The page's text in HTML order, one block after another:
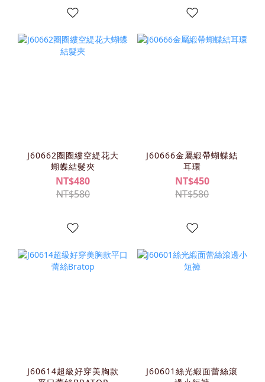
J60662圈圈縷空緹花大
蝴蝶結髮夾
NT$480
NT$580
J60666金屬緞帶蝴蝶結
耳環
NT$450
NT$580
J60614超級好穿美胸款
J60601絲光緞面蕾絲滾